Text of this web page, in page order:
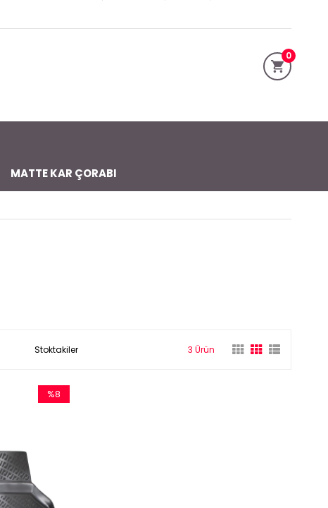
0
MATTE KAR ÇORABI
Stoktakiler 3 Ürün
%8